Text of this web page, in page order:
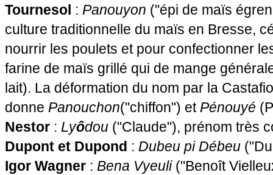
Tournesol : Panouyon ("épi de maïs
culture traditionnelle du maïs en Bresse,
nourrir les poulets et pour confectionner
farine de maïs grillé qui de mange
lait). La déformation du nom par la
donne Panouchon("chiffon") et Pénouyé
Nestor : Lyôdou ("Claude"), prénom très
Dupont et Dupond : Dubeu pi Débeu
Igor Wagner : Bena Vyeuli("Benoît